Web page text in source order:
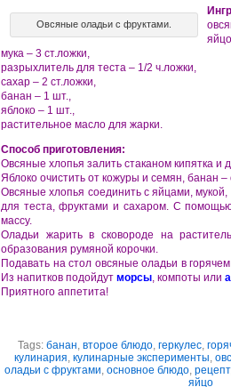
Овсяные оладьи с фруктами.
мука – 3 ст.ложки,
разрыхлитель для теста – 1/2 ч.ложки,
сахар – 2 ст.ложки,
банан – 1 шт.,
яблоко – 1 шт.,
растительное масло для жарки.
Способ приготовления:
Овсяные хлопья залить стаканом кипятка и
Яблоко очистить от кожуры и семян, банан
Овсяные хлопья соединить с яйцами,
для теста, фруктами и сахаром. С
массу.
Оладьи жарить в сковороде на
образования румяной корочки.
Подавать на стол овсяные оладьи в
Из напитков подойдут морсы, компоты или
Приятного аппетита!
Tags: банан, второе блюдо, геркулес,
кулинария, кулинарные эксперименты,
оладьи с фруктами, основное блюдо, рецепт
яйцо